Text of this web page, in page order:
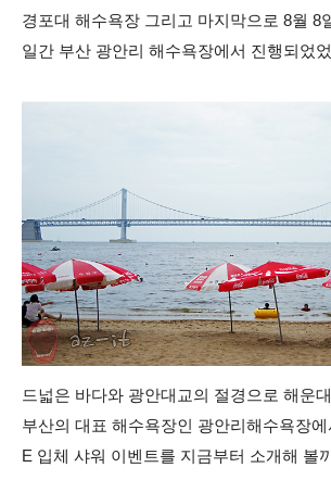
경포대 해수욕장 그리고 마지막으로 8월 8
일간 부산 광안리 해수욕장에서 진행되었
드넓은 바다와 광안대교의 절경으로 해운
부산의 대표 해수욕장인 광안리해수욕장
E 입체 샤워 이벤트를 지금부터 소개해 볼